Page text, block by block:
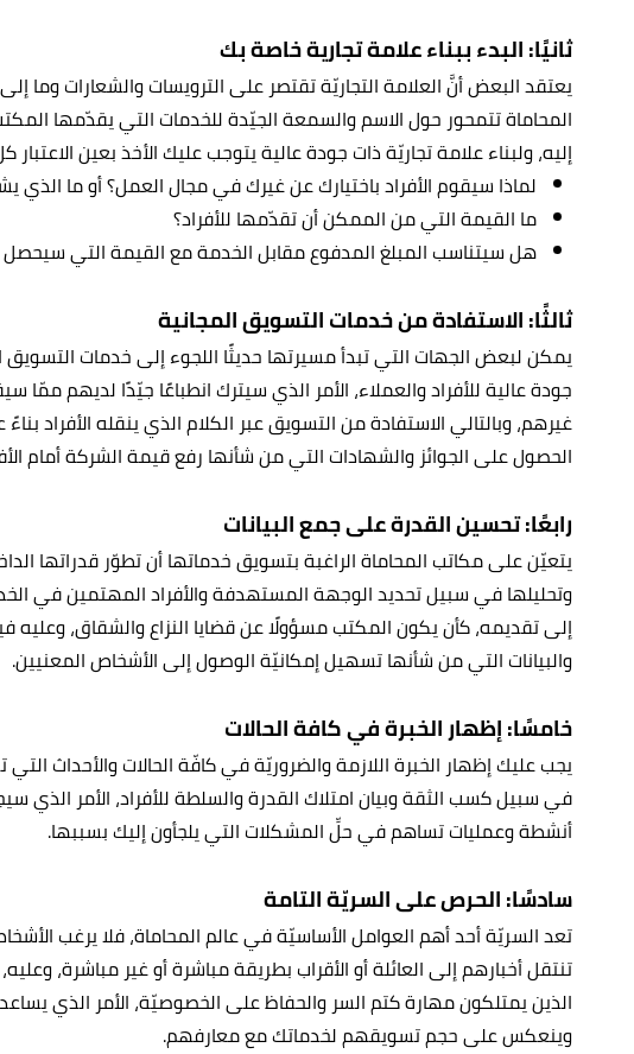
ثانيًا: البدء ببناء علامة تجارية خاصة بك
يعتقد البعض أنَّ العلامة التجاريّة تقتصر على الترويسات والشعارات وما إلى
المحاماة تتمحور حول الاسم والسمعة الجيّدة للخدمات التي يقدّمها المكتب
إليه، ولبناء علامة تجاريّة ذات جودة عالية يتوجب عليك الأخذ بعين الاعتبار
لماذا سيقوم الأفراد باختيارك عن غيرك في مجال العمل؟ أو ما
ما القيمة التي من الممكن أن تقدّمها للأفراد؟
هل سيتناسب المبلغ المدفوع مقابل الخدمة مع القيمة التي
ثالثًا: الاستفادة من خدمات التسويق المجانية
يمكن لبعض الجهات التي تبدأ مسيرتها حديثًا اللجوء إلى خدمات
جودة عالية للأفراد والعملاء، الأمر الذي سيترك انطباعًا جيّدًا لديهم
غيرهم، وبالتالي الاستفادة من التسويق عبر الكلام الذي ينقله الأفراد
الحصول على الجوائز والشهادات التي من شأنها رفع قيمة الشركة أمام
رابعًا: تحسين القدرة على جمع البيانات
يتعيّن على مكاتب المحاماة الراغبة بتسويق خدماتها أن تطوّر قدراتها
وتحليلها في سبيل تحديد الوجهة المستهدفة والأفراد المهتمين في
إلى تقديمه، كأن يكون المكتب مسؤولًا عن قضايا النزاع والشقاق،
والبيانات التي من شأنها تسهيل إمكانيّة الوصول إلى الأشخاص المعنيين.
خامسًا: إظهار الخبرة في كافة الحالات
يجب عليك إظهار الخبرة اللازمة والضروريّة في كافّة الحالات والأحداث
في سبيل كسب الثقة وبيان امتلاك القدرة والسلطة للأفراد، الأمر
أنشطة وعمليات تساهم في حلِّ المشكلات التي يلجأون إليك بسببها.
سادسًا: الحرص على السريّة التامة
تعد السريّة أحد أهم العوامل الأساسيّة في عالم المحاماة، فلا يرغب
تنتقل أخبارهم إلى العائلة أو الأقراب بطريقة مباشرة أو غير مباشرة،
الذين يمتلكون مهارة كتم السر والحفاظ على الخصوصيّة، الأمر الذي
وينعكس على حجم تسويقهم لخدماتك مع معارفهم.